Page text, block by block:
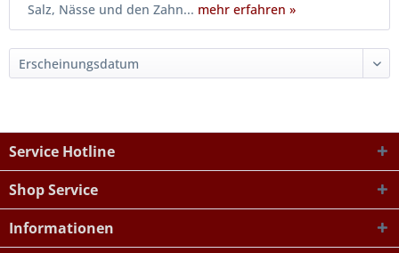
Salz, Nässe und den Zahn... mehr erfahren »
Service Hotline
Shop Service
Informationen